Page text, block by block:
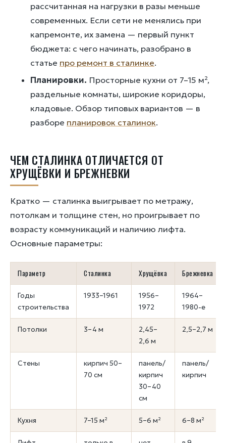
рассчитанная на нагрузки в разы меньше
современных. Если сети не менялись при
капремонте, их замена — первый пункт
бюджета: с чего начинать, разобрано в
статье про ремонт в сталинке.
Планировки. Просторные кухни от 7–15 м²,
раздельные комнаты, широкие коридоры,
кладовые. Обзор типовых вариантов — в
разборе планировок сталинок.
ЧЕМ СТАЛИНКА ОТЛИЧАЕТСЯ ОТ
ХРУЩЁВКИ И БРЕЖНЕВКИ
Кратко — сталинка выигрывает по метражу,
потолкам и толщине стен, но проигрывает по
возрасту коммуникаций и наличию лифта.
Основные параметры:
Параметр Сталинка Хрущёвка Брежневка
Годы
строительства
1933–1961
1956–
1972
1964–
1980-е
Потолки 3–4 м
2,45–
2,6 м
2,5–2,7 м
Стены
кирпич 50–
70 см
панель/
кирпич
30–40
см
панель/
кирпич
Кухня 7–15 м² 5–6 м² 6–8 м²